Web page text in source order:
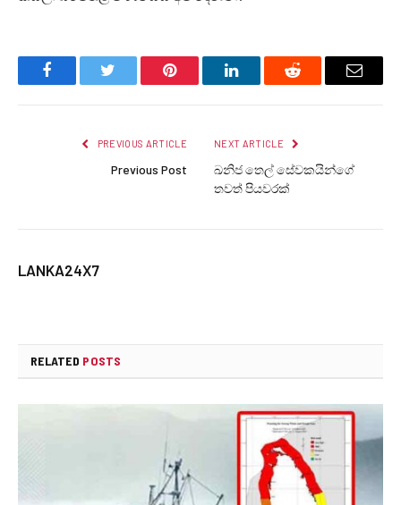
FacebookTwitter Pinterest LinkedInReddit Email
PREVIOUS ARTICLE
Previous Post
NEXT ARTICLE
ඛනිජ තෙල් සේවකයින්ගේ
තවත් පියවරක්
LANKA24X7
RELATED POSTS